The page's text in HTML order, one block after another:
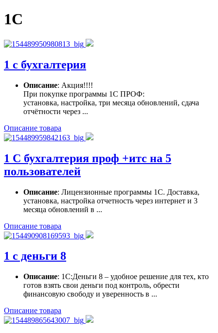
1С
1 с бухгалтерия
Описание: Акция!!!!
При покупке программы 1С ПРОФ:
установка, настройка, три месяца обновлений, сдача
отчётности через ...
Описание товара
1 С бухгалтерия проф +итс на 5
пользователей
Описание: Лицензионные программы 1С. Доставка,
установка, настройка отчетность через интернет и 3
месяца обновлений в ...
Описание товара
1 с деньги 8
Описание: 1С:Деньги 8 – удобное решение для тех, кто
готов взять свои деньги под контроль, обрести
финансовую свободу и уверенность в ...
Описание товара